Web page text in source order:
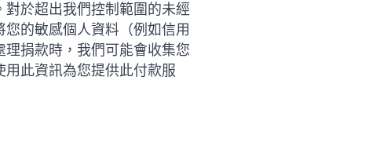
於超出我們控制範圍的未經
的敏感個人資料（例如信用
捐款時，我們可能會收集您
此資訊為您提供此付款服